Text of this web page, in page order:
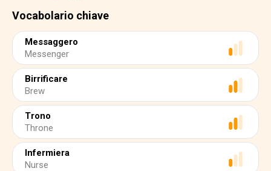
Vocabolario chiave
Messaggero
Messenger
Birrificare
Brew
Trono
Throne
Infermiera
Nurse